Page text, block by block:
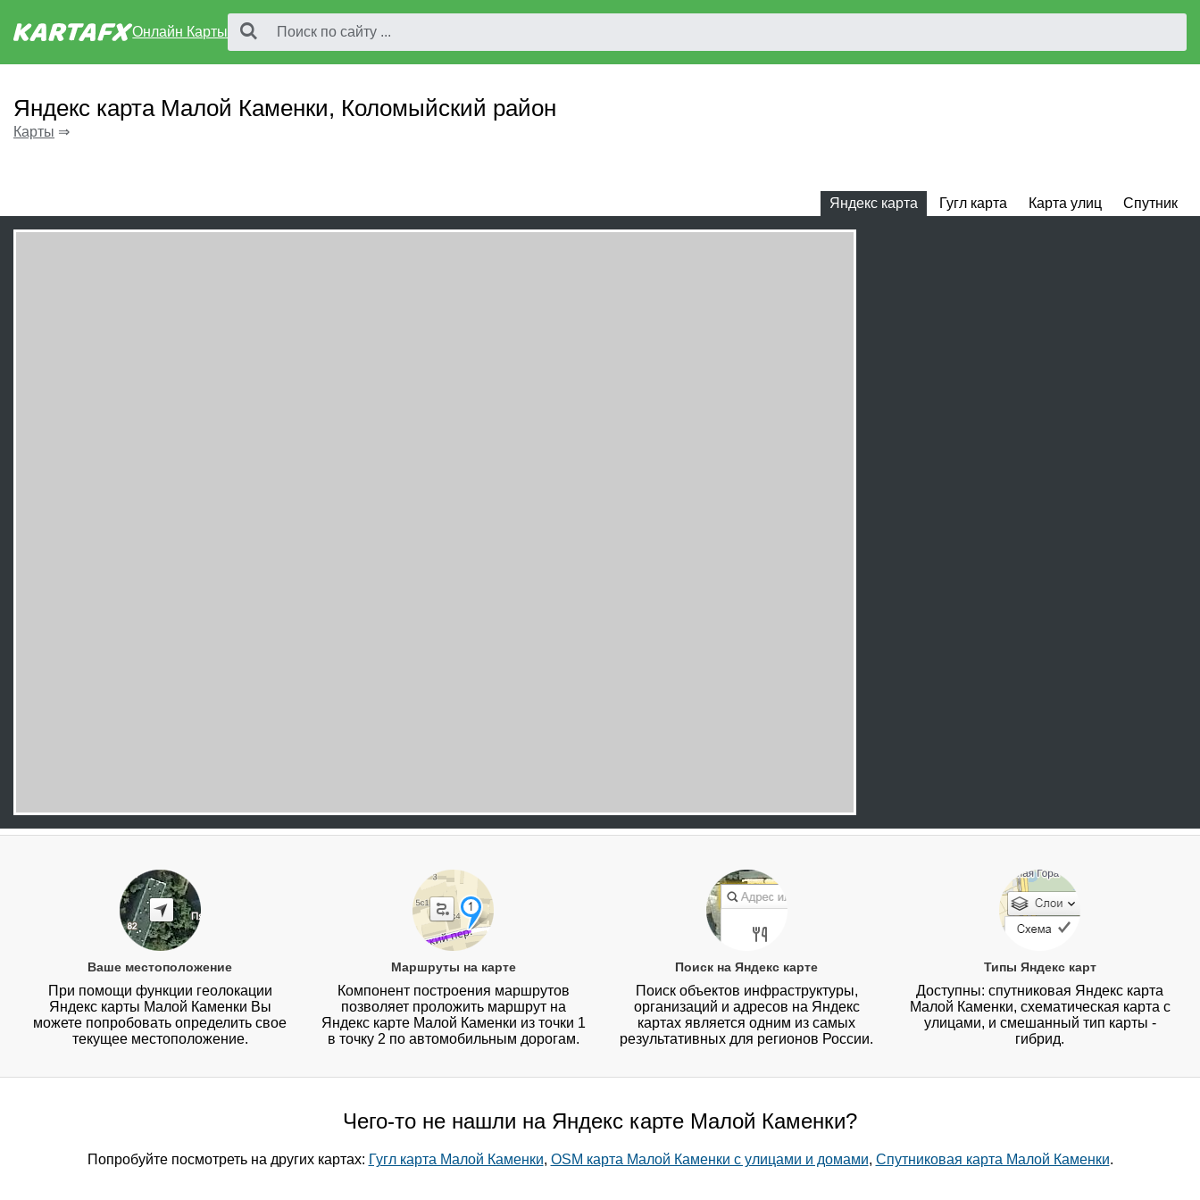
Онлайн Карты
Яндекс карта Малой Каменки, Коломыйский район
Карты ⇒
Яндекс карта Гугл карта Карта улиц Спутник
Ваше местоположение
При помощи функции геолокации
Яндекс карты Малой Каменки Вы
можете попробовать определить свое
текущее местоположение.
Маршруты на карте
Компонент построения маршрутов
позволяет проложить маршрут на
Яндекс карте Малой Каменки из точки 1
в точку 2 по автомобильным дорогам.
Поиск на Яндекс карте
Поиск объектов инфраструктуры,
организаций и адресов на Яндекс
картах является одним из самых
результативных для регионов России.
Типы Яндекс карт
Доступны: спутниковая Яндекс карта
Малой Каменки, схематическая карта с
улицами, и смешанный тип карты -
гибрид.
Чего-то не нашли на Яндекс карте Малой Каменки?
Попробуйте посмотреть на других картах: Гугл карта Малой Каменки, OSM карта Малой Каменки с улицами и домами, Спутниковая карта Малой Каменки.